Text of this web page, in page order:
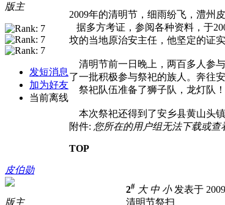
版主
发短消息
加为好友
当前离线
2009年的清明节，细雨纷飞，澧州
据多方考证，参阅各种资料，于
坟的当地原治安主任，他坚定的证
清明节前一日晚上，两百多人参
了一批积极参与祭祀的族人。奔往
祭祀队伍准备了狮子队，龙灯队
本次祭祀还得到了安乡县黄山头
附件: 您所在的用户组无法下载或查
TOP
皮伯勋
版主
2# 大 中 小发表于
清明节祭扫